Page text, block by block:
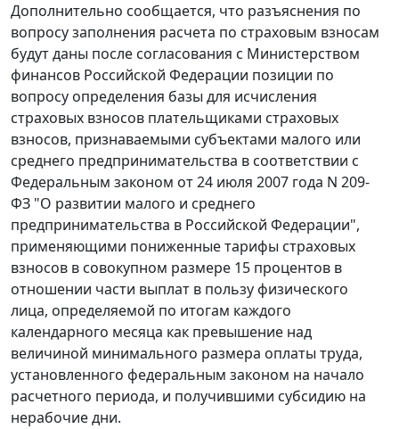
Дополнительно сообщается, что разъяснения по
вопросу заполнения расчета по страховым взносам
будут даны после согласования с Министерством
финансов Российской Федерации позиции по
вопросу определения базы для исчисления
страховых взносов плательщиками страховых
взносов, признаваемыми субъектами малого или
среднего предпринимательства в соответствии с
Федеральным законом от 24 июля 2007 года N 209-
ФЗ "О развитии малого и среднего
предпринимательства в Российской Федерации",
применяющими пониженные тарифы страховых
взносов в совокупном размере 15 процентов в
отношении части выплат в пользу физического
лица, определяемой по итогам каждого
календарного месяца как превышение над
величиной минимального размера оплаты труда,
установленного федеральным законом на начало
расчетного периода, и получившими субсидию на
нерабочие дни.